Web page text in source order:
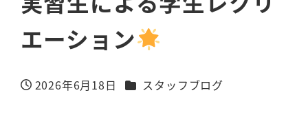
エーション
投稿日
2026年6月18日 カテゴリー
スタッフブログ